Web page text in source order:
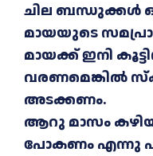
ചില ബന്ധുക്കൾ
മായയുടെ
മായക്ക് ഇനി
വരണമെങ്കിൽ
അടക്കണം.
ആറു മാസം
പോകണം എന്നു